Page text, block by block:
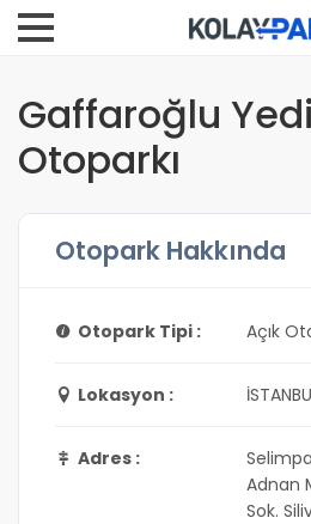
Gaffaroğlu
Otoparkı
Otopark Hakkında
Otopark Tipi : Açık
Lokasyon :
Adres :
Adnan
Sok.